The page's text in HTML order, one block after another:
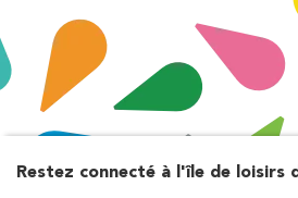
Restez connecté à l'île de loisirs